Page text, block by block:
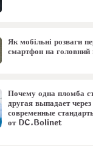
Як мобільні розваги
смартфон на головний
Почему одна пломба
другая выпадает
современные
от DC.Bolinet